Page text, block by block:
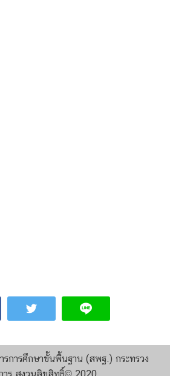
รการศึกษาขั้นพื้นฐาน (สพฐ.) กระทรวง
าร สงวนลิขสิทธิ์© 2020